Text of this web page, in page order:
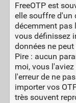
FreeOTP est
elle souffre d'un
décemment pas
vous définissez
données ne
Pire : aucun
moi, vous
l'erreur de ne
importer vos
très souvent